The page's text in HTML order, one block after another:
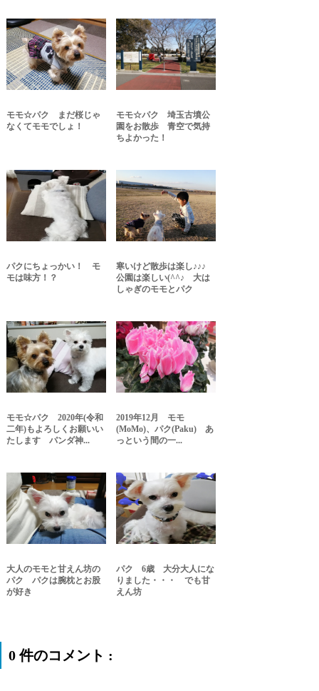
モモ☆パク まだ桜じゃ
なくてモモでしょ！
モモ☆パク 埼玉古墳公
園をお散歩 青空で気持
ちよかった！
パクにちょっかい！ モ
モは味方！？
寒いけど散歩は楽し♪♪♪
公園は楽しい(^^♪ 大は
しゃぎのモモとパク
モモ☆パク 2020年(令和
二年)もよろしくお願いい
たします パンダ神...
2019年12月 モモ
(MoMo)、パク(Paku) あ
っという間の一...
大人のモモと甘えん坊の
パク パクは腕枕とお股
が好き
パク 6歳 大分大人にな
りました・・・ でも甘
えん坊
0 件のコメント :